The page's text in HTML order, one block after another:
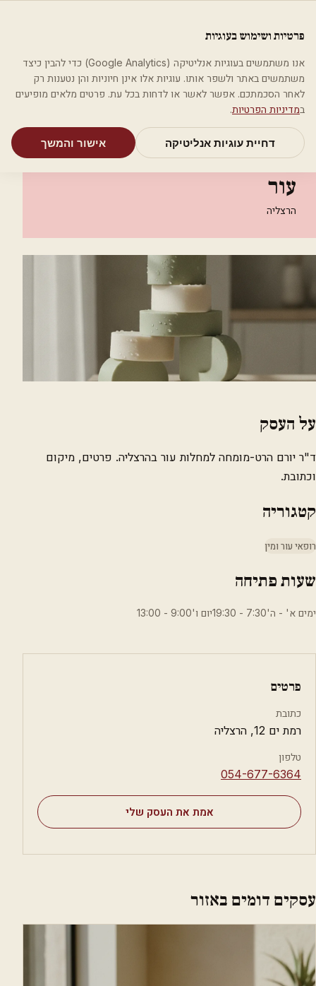
מאמריםקטגוריותחיפושאודות
בית קטגוריות
רופאי עור ומין
ד"ר יורם הרט-מומחה למחלות עור
ד"ר יורם הרט-מומחה למחלות
עור
הרצליה
על העסק
ד"ר יורם הרט-מומחה למחלות עור בהרצליה. פרטים, מיקום
וכתובת.
קטגוריה
רופאי עור ומין
שעות פתיחה
ימים א' - ה'7:30 - 19:30יום ו'9:00 - 13:00
פרטים
כתובת
רמת ים 12, הרצליה
טלפון
⁦054-677-6364⁩
אמת את העסק שלי
עסקים דומים באזור
פרטיות ושימוש בעוגיות
אנו משתמשים בעוגיות אנליטיקה (Google Analytics) כדי להבין כיצד
משתמשים באתר ולשפר אותו. עוגיות אלו אינן חיוניות והן נטענות רק
לאחר הסכמתכם. אפשר לאשר או לדחות בכל עת. פרטים מלאים מופיעים
במדיניות הפרטיות.
דחיית עוגיות אנליטיקה אישור והמשך